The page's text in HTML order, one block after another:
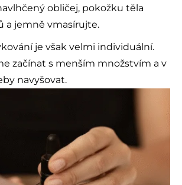
obličej, pokožku těla
a jemně vmasírujte.
je však velmi individuální.
začínat s menším množstvím a v
navyšovat.